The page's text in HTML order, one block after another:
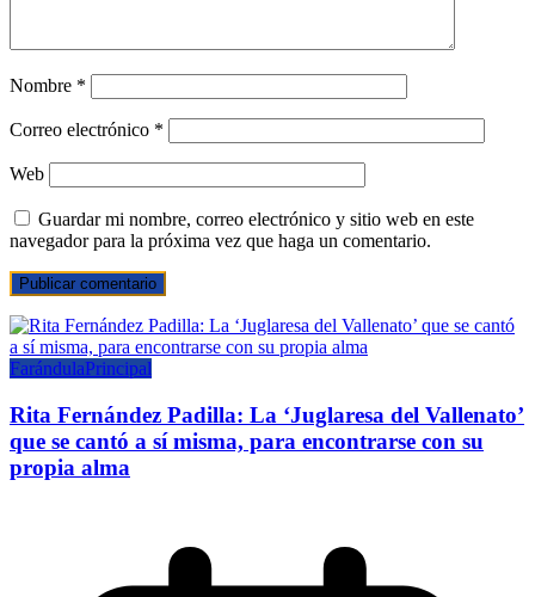
Nombre *
Correo electrónico *
Web
Guardar mi nombre, correo electrónico y sitio web en este
navegador para la próxima vez que haga un comentario.
FarándulaPrincipal
Rita Fernández Padilla: La ‘Juglaresa del Vallenato’
que se cantó a sí misma, para encontrarse con su
propia alma